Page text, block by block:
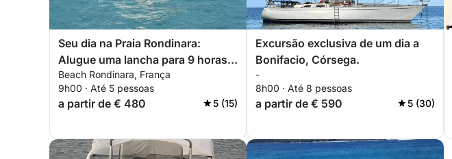
Seu dia na Praia Rondinara:
Alugue uma lancha para 9 horas
de descoberta.
Beach Rondinara, França
9h00 · Até 5 pessoas
a partir de € 480 5 (15)
Excursão exclusiva de um dia a
Bonifacio, Córsega.
-
8h00 · Até 8 pessoas
a partir de € 590 5 (30)